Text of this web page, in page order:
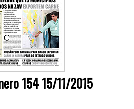
154 15/11/2015